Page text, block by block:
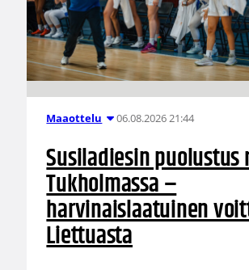
Maaottelu 06.08.2026 21:44
Susiladiesin puolustus
Tukholmassa –
harvinaislaatuinen
Liettuasta